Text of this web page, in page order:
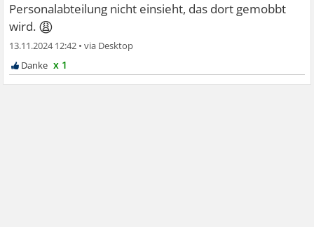
Personalabteilung nicht einsieht, das dort gemobbt
wird. 😩
13.11.2024 12:42 •
x 1